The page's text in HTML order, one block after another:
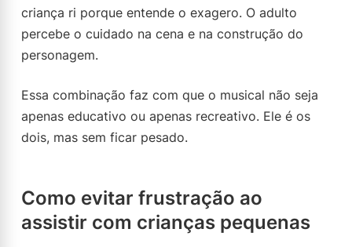
criança ri porque entende o exagero. O adulto
percebe o cuidado na cena e na construção do
personagem.
Essa combinação faz com que o musical não seja
apenas educativo ou apenas recreativo. Ele é os
dois, mas sem ficar pesado.
Como evitar frustração ao
assistir com crianças pequenas